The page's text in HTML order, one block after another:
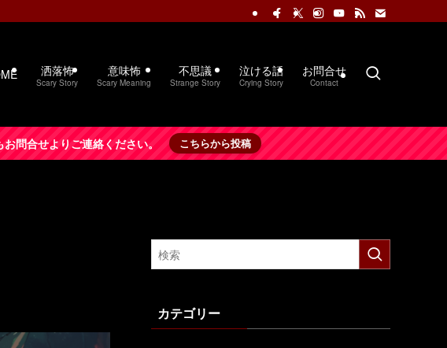
洒落怖
Scary Story
意味怖
Scary Meaning
不思議
Strange Story
泣ける話
Crying Story
お問合せ
Contact
問合せよりご連絡ください。 こちらから投稿
カテゴリー